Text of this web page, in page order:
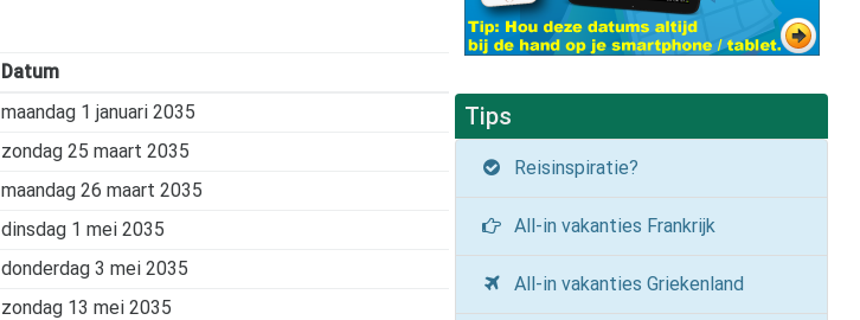
Datum
maandag 1 januari 2035
zondag 25 maart 2035
maandag 26 maart 2035
dinsdag 1 mei 2035
donderdag 3 mei 2035
zondag 13 mei 2035
Tips
Reisinspiratie?
All-in vakanties Frankrijk
All-in vakanties Griekenland